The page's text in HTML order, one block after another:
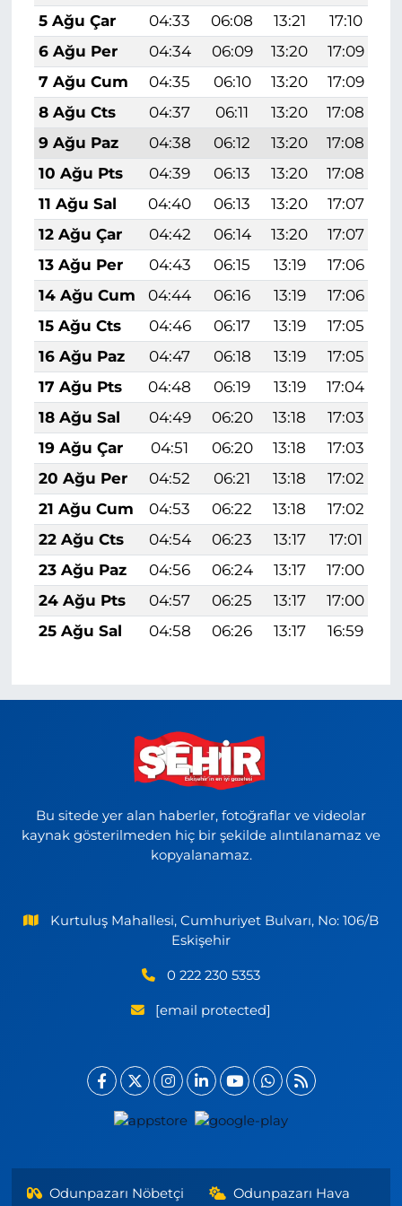
5 Ağu Çar
04:33 06:08 13:21 17:10
6 Ağu Per
04:34 06:09 13:20 17:09
7 Ağu Cum
04:35 06:10 13:20 17:09
8 Ağu Cts
04:37 06:11 13:20 17:08
9 Ağu Paz
04:38 06:12 13:20 17:08
10 Ağu Pts
04:39 06:13 13:20 17:08
11 Ağu Sal
04:40 06:13 13:20 17:07
12 Ağu Çar
04:42 06:14 13:20 17:07
13 Ağu Per
04:43 06:15 13:19 17:06
14 Ağu Cum
04:44 06:16 13:19 17:06
15 Ağu Cts
04:46 06:17 13:19 17:05
16 Ağu Paz
04:47 06:18 13:19 17:05
17 Ağu Pts
04:48 06:19 13:19 17:04
18 Ağu Sal
04:49 06:20 13:18 17:03
19 Ağu Çar
04:51 06:20 13:18 17:03
20 Ağu Per
04:52 06:21 13:18 17:02
21 Ağu Cum
04:53 06:22 13:18 17:02
22 Ağu Cts
04:54 06:23 13:17 17:01
23 Ağu Paz
04:56 06:24 13:17 17:00
24 Ağu Pts
04:57 06:25 13:17 17:00
25 Ağu Sal
04:58 06:26 13:17 16:59
Bu sitede yer alan haberler, fotoğraflar ve videolar
kaynak gösterilmeden hiç bir şekilde alıntılanamaz ve
kopyalanamaz.
Kurtuluş Mahallesi, Cumhuriyet Bulvarı, No: 106/B
Eskişehir
0 222 230 5353
[email protected]
Odunpazarı Nöbetçi
Odunpazarı Hava